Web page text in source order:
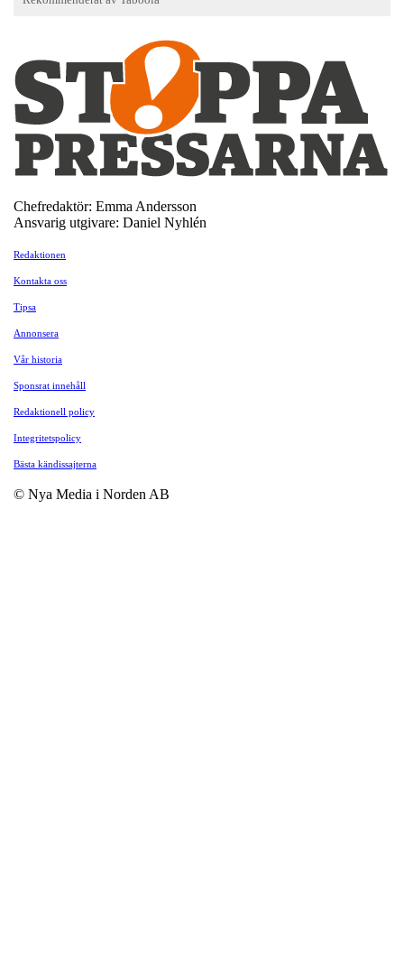
Chefredaktör: Emma Andersson
Ansvarig utgivare: Daniel Nyhlén
Redaktionen
Kontakta oss
Tipsa
Annonsera
Vår historia
Sponsrat innehåll
Redaktionell policy
Integritetspolicy
Bästa kändissajterna
© Nya Media i Norden AB